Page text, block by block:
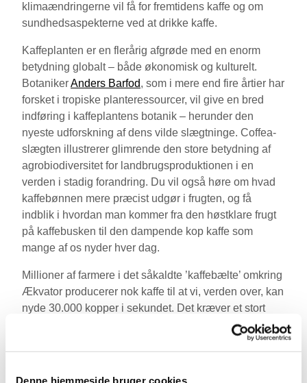
Denne hjemmeside bruger cookies
klimaændringerne vil få for fremtidens kaffe og om
sundhedsaspekterne ved at drikke kaffe.
Kaffeplanten er en flerårig afgrøde med en enorm
betydning globalt – både økonomisk og kulturelt.
BotanikerAnders Barfod, som i mere end fire årtier har
forsket i tropiske planteressourcer, vil give en bred
indføring i kaffeplantens botanik – herunder den
nyeste udforskning af dens vilde slægtninge. Coffea-
slægten illustrerer glimrende den store betydning af
agrobiodiversitet for landbrugsproduktionen i en
verden i stadig forandring. Du vil også høre om hvad
kaffebønnen mere præcist udgør i frugten, og få
indblik i hvordan man kommer fra den høstklare frugt
på kaffebusken til den dampende kop kaffe som
mange af os nyder hver dag.
Millioner af farmere i det såkaldte ’kaffebælte’ omkring
Ækvator producerer nok kaffe til at vi, verden over, kan
nyde 30.000 kopper i sekundet. Det kræver et stort
areal, og historisk set har kaffedyrkning ført til
afskovning og tab af biodiversitet, men under visse